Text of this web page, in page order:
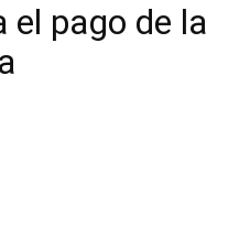
pago de la